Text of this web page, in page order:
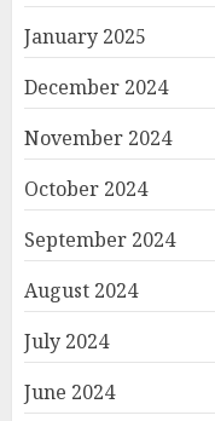
January 2025
December 2024
November 2024
October 2024
September 2024
August 2024
July 2024
June 2024